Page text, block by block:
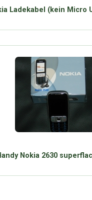
Ladekabel (kein Micro
Nokia 2630